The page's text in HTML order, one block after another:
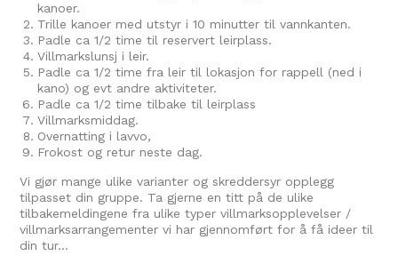
kanoer.
Trille kanoer med utstyr i 10 minutter til vannkanten.
Padle ca 1/2 time til reservert leirplass.
Villmarkslunsj i leir.
Padle ca 1/2 time fra leir til lokasjon for rappell (ned i
kano) og evt andre aktiviteter.
Padle ca 1/2 time tilbake til leirplass
Villmarksmiddag.
Overnatting i lavvo,
Frokost og retur neste dag.
Vi gjør mange ulike varianter og skreddersyr opplegg
tilpasset din gruppe. Ta gjerne en titt på de ulike
tilbakemeldingene fra ulike typer villmarksopplevelser /
villmarksarrangementer vi har gjennomført for å få ideer til
din tur…